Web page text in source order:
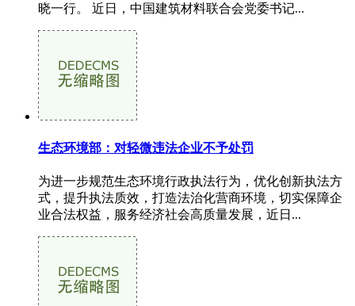
晓一行。 近日，中国建筑材料联合会党委书记...
生态环境部：对轻微违法企业不予处罚
为进一步规范生态环境行政执法行为，优化创新执法方
式，提升执法质效，打造法治化营商环境，切实保障企
业合法权益，服务经济社会高质量发展，近日...